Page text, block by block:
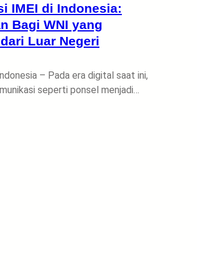
IMEI di Indonesia:
Bagi WNI yang
Luar Negeri
– Pada era digital saat ini,
seperti ponsel menjadi…